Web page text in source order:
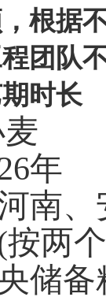
根据
团队
时长
年
南
按两
储